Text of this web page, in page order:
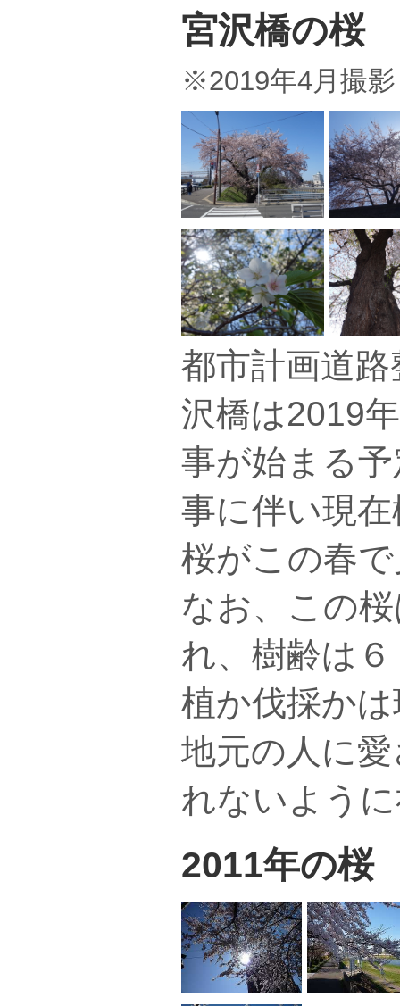
宮沢橋の桜
※2019年4月撮影
都市計画道
沢橋は2019
事が始まる
事に伴い現
桜がこの春
なお、この
れ、樹齢は
植か伐採か
地元の人に
れないよう
2011年の桜